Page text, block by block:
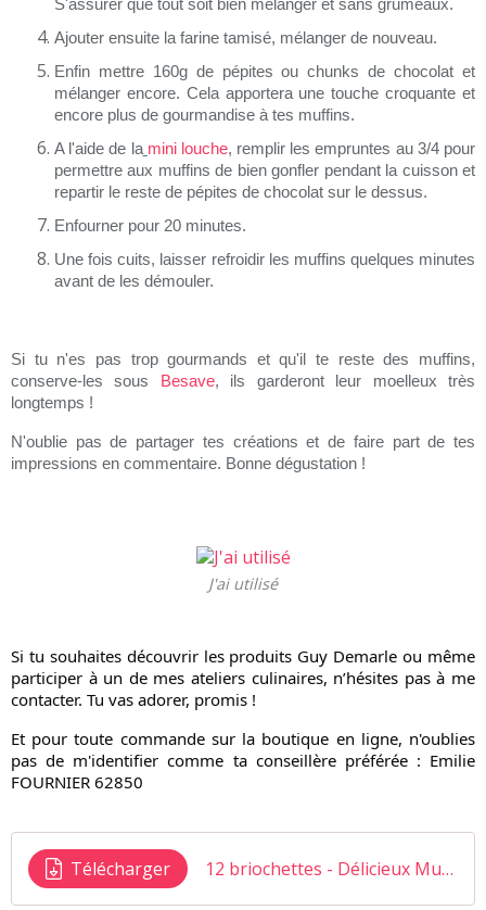
S'assurer que tout soit bien mélanger et sans grumeaux.
Ajouter ensuite la farine tamisé, mélanger de nouveau.
Enfin mettre 160g de pépites ou chunks de chocolat et
mélanger encore. Cela apportera une touche croquante et
encore plus de gourmandise à tes muffins.
A l'aide de la mini louche, remplir les empruntes au 3/4 pour
permettre aux muffins de bien gonfler pendant la cuisson et
repartir le reste de pépites de chocolat sur le dessus.
Enfourner pour 20 minutes.
Une fois cuits, laisser refroidir les muffins quelques minutes
avant de les démouler.
Si tu n'es pas trop gourmands et qu'il te reste des muffins,
conserve-les sous
Besave, ils garderont leur moelleux très
longtemps !
N'oublie pas de partager tes créations et de faire part de tes
impressions en commentaire. Bonne dégustation !
J'ai utilisé
Si tu souhaites découvrir les produits Guy Demarle ou même
participer à un de mes ateliers culinaires, n’hésites pas à me
contacter. Tu vas adorer, promis !
Et pour toute commande sur la boutique en ligne, n'oublies
pas de m'identifier comme ta conseillère préférée : Emilie
FOURNIER 62850
Télécharger 12 briochettes - Délicieux Muffins au Chocolat